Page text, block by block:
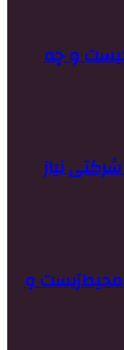
و چه
نیاز
محیط‌زیست و